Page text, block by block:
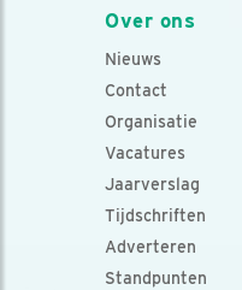
Over ons
Nieuws
Contact
Organisatie
Vacatures
Jaarverslag
Tijdschriften
Adverteren
Standpunten